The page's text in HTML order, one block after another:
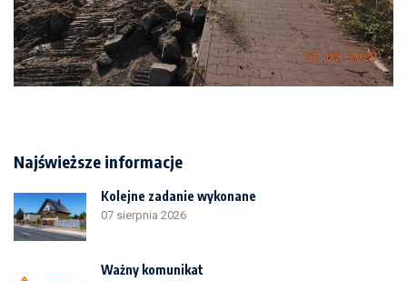
Najświeższe informacje
Kolejne zadanie wykonane
07 sierpnia 2026
Ważny komunikat